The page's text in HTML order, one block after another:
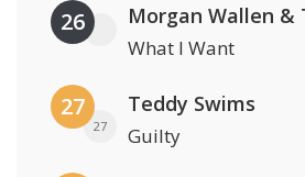
26 Morgan Wallen &
What I Want
27
27
Teddy Swims
Guilty